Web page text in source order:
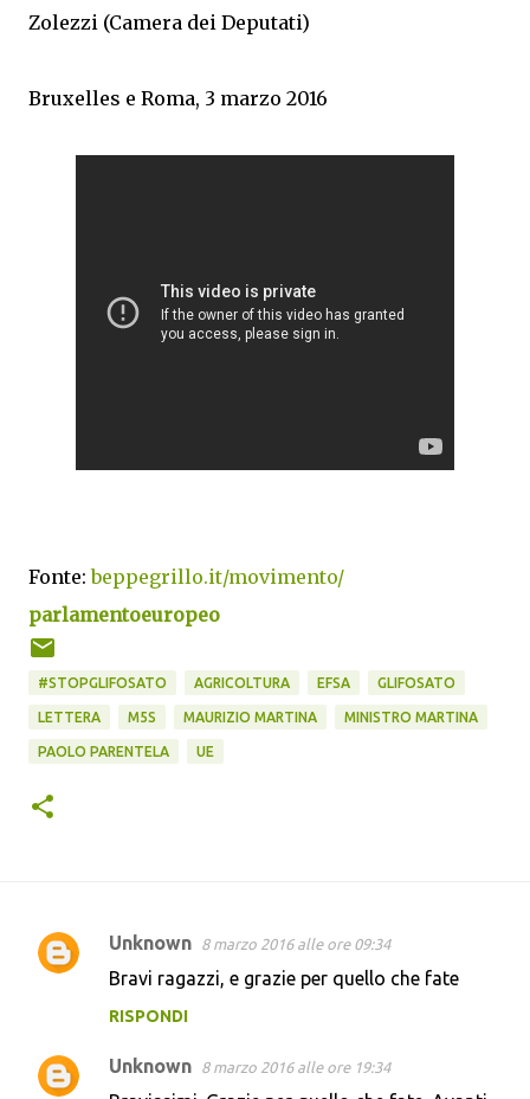
Zolezzi (Camera dei Deputati)
Bruxelles e Roma, 3 marzo 2016
Fonte:beppegrillo.it/movimento/
parlamentoeuropeo
#STOPGLIFOSATO AGRICOLTURA EFSA GLIFOSATO
LETTERA M5S MAURIZIO MARTINA MINISTRO MARTINA
PAOLO PARENTELA UE
C
m
e
Unknown 8 marzo 2016 alle ore 09:34
Bravi ragazzi, e grazie per quello che fate
RISPONDI
Unknown 8 marzo 2016 alle ore 19:34